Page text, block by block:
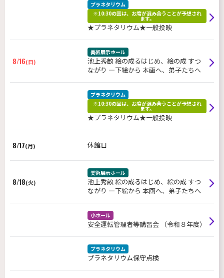
プラネタリウム
※10:30の回は、お席が混み合うことが予想され
ます。
★プラネタリウム★一般投映
8/16(日)
美術展示ホール
池上秀畝 絵の成るはじめ、絵の成 すつ
ながり ―下絵から 本画へ、弟子たちへ
プラネタリウム
※10:30の回は、お席が混み合うことが予想され
ます。
★プラネタリウム★一般投映
8/17(月) 休館日
8/18(火)
美術展示ホール
池上秀畝 絵の成るはじめ、絵の成 すつ
ながり ―下絵から 本画へ、弟子たちへ
小ホール
安全運転管理者等講習会 （令和８年度）
プラネタリウム
プラネタリウム保守点検